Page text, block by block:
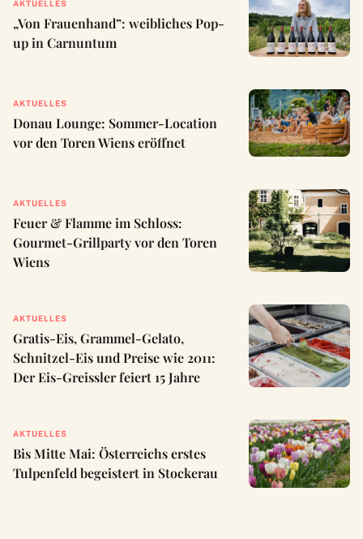
AKTUELLES
„Von Frauenhand”: weibliches Pop-
up in Carnuntum
AKTUELLES
Donau Lounge: Sommer-Location
vor den Toren Wiens eröffnet
AKTUELLES
Feuer & Flamme im Schloss:
Gourmet-Grillparty vor den Toren
Wiens
AKTUELLES
Gratis-Eis, Grammel-Gelato,
Schnitzel-Eis und Preise wie 2011:
Der Eis-Greissler feiert 15 Jahre
AKTUELLES
Bis Mitte Mai: Österreichs erstes
Tulpenfeld begeistert in Stockerau